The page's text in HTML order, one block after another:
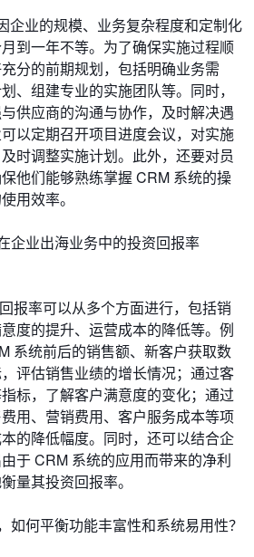
企业的规模、业务复杂程度和定制化
到一年不等。为了确保实施过程顺
分的前期规划，包括明确业务需
、组建专业的实施团队等。同时，
供应商的沟通与协作，及时解决遇
以定期召开项目进度会议，对实施
时调整实施计划。此外，还要对员
他们能够熟练掌握 CRM 系统的操
用效率。
企业出海业务中的投资回报率
报率可以从多个方面进行，包括销
度的提升、运营成本的降低等。例
系统前后的销售额、新客户获取数
评估销售业绩的增长情况；通过客
标，了解客户满意度的变化；通过
用、营销费用、客户服务成本等项
的降低幅度。同时，还可以结合企
于 CRM 系统的应用而带来的净利
量其投资回报率。
如何平衡功能丰富性和系统易用性？